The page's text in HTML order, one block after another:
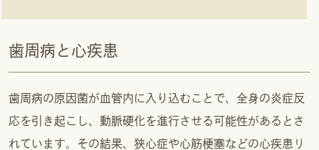
歯周病と心疾患
歯周病の原因菌が血管内に入り込むことで、全身の炎症反
応を引き起こし、動脈硬化を進行させる可能性があるとさ
れています。その結果、狭心症や心筋梗塞などの心疾患リ